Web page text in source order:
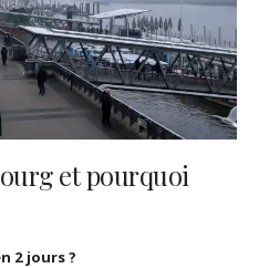
et pourquoi
2 jours ?